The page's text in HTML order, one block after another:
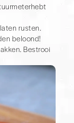
rusten.
beloond!
Bestrooi